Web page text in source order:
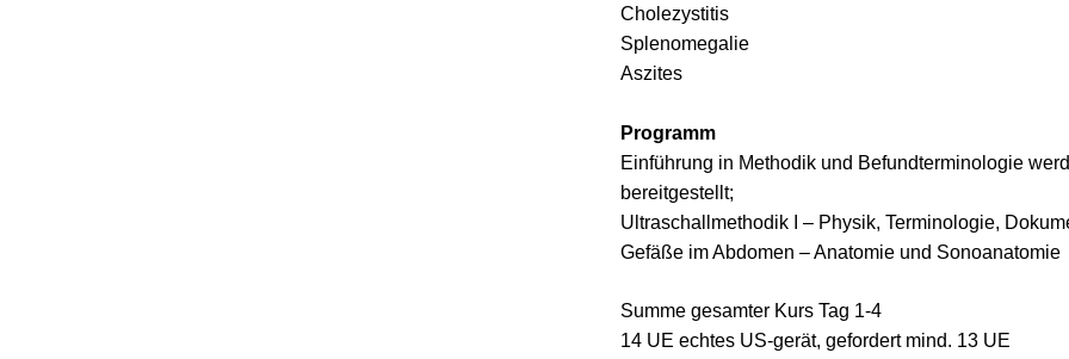
Cholezystitis
Splenomegalie
Aszites
Programm
Einführung in Methodik und Befundterminologie
bereitgestellt;
Ultraschallmethodik I – Physik, Terminologie,
Gefäße im Abdomen – Anatomie und Sonoanatomie
Summe gesamter Kurs Tag 1-4
14 UE echtes US-gerät, gefordert mind. 13 UE